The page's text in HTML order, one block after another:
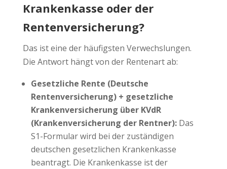
Krankenkasse oder der
Rentenversicherung?
Das ist eine der häufigsten Verwechslungen.
Die Antwort hängt von der Rentenart ab:
Gesetzliche Rente (Deutsche
Rentenversicherung) + gesetzliche
Krankenversicherung über KVdR
(Krankenversicherung der Rentner):Das
S1-Formular wird bei der zuständigen
deutschen gesetzlichen Krankenkasse
beantragt. Die Krankenkasse ist der